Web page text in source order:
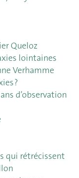
Queloz
lointaines
Verhamme
?
d’observation
qui rétrécissent